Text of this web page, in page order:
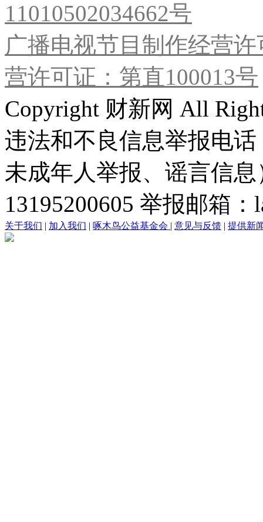
11010502034662号
广播电视节目制作经营
营许可证：第直100013号
Copyright 财新网 All
违法和不良信息举报电
未成年人举报、谣言信
13195200605 举报邮箱
关于我们 | 加入我们 | 啄木鸟公益基金会 | 意见与反馈 | 提供新